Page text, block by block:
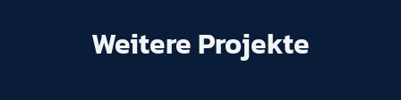
Weitere Projekte